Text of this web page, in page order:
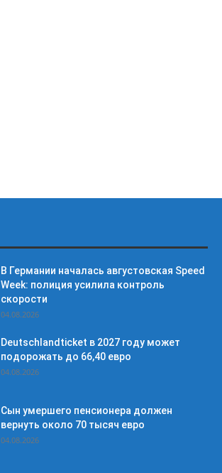
В Германии началась августовская Speed
Week: полиция усилила контроль
скорости
04.08.2026
Deutschlandticket в 2027 году может
подорожать до 66,40 евро
04.08.2026
Сын умершего пенсионера должен
вернуть около 70 тысяч евро
04.08.2026